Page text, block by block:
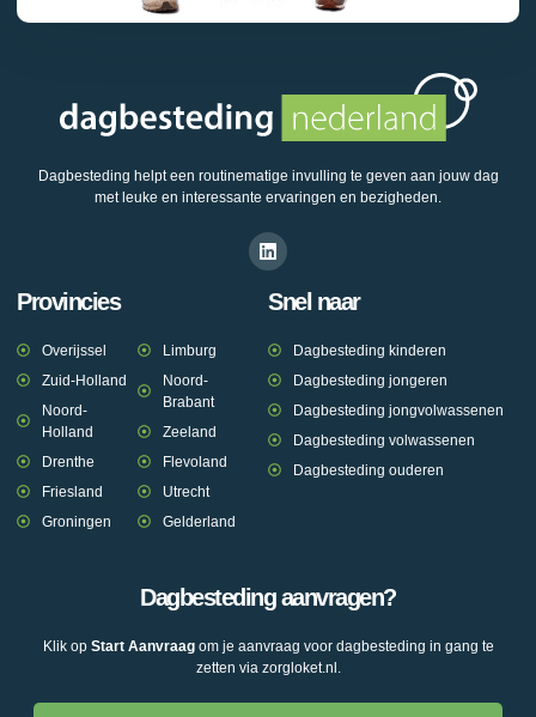
Dagbesteding helpt een routinematige invulling te geven aan jouw dag
met leuke en interessante ervaringen en bezigheden.
Provincies
Overijssel
Zuid-Holland
Noord-
Holland
Drenthe
Friesland
Groningen
Limburg
Noord-
Brabant
Zeeland
Flevoland
Utrecht
Gelderland
Snel naar
Dagbesteding kinderen
Dagbesteding jongeren
Dagbesteding jongvolwassenen
Dagbesteding volwassenen
Dagbesteding ouderen
Dagbesteding aanvragen?
Klik op Start Aanvraagom je aanvraag voor dagbesteding in gang te
zetten via zorgloket.nl.